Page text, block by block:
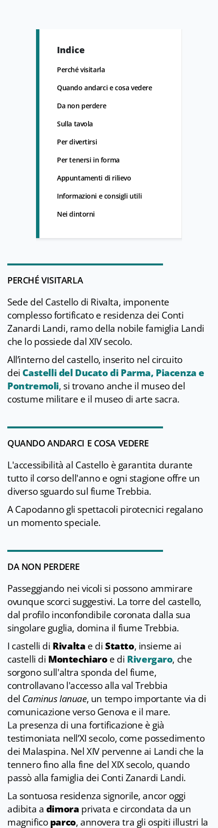
Indice
Perché visitarla
Quando andarci e cosa vedere
Da non perdere
Sulla tavola
Per divertirsi
Per tenersi in forma
Appuntamenti di rilievo
Informazioni e consigli utili
Nei dintorni
PERCHÉ VISITARLA
Sede del Castello di Rivalta, imponente
complesso fortificato e residenza dei Conti
Zanardi Landi, ramo della nobile famiglia Landi
che lo possiede dal XIV secolo.
All’interno del castello, inserito nel circuito
dei Castelli del Ducato di Parma, Piacenza e
Pontremoli, si trovano anche il museo del
costume militare e il museo di arte sacra.
QUANDO ANDARCI E COSA VEDERE
L'accessibilità al Castello è garantita durante
tutto il corso dell'anno e ogni stagione offre un
diverso sguardo sul fiume Trebbia.
A Capodanno gli spettacoli pirotecnici regalano
un momento speciale.
DA NON PERDERE
Passeggiando nei vicoli si possono ammirare
ovunque scorci suggestivi. La torre del castello,
dal profilo inconfondibile coronata dalla sua
singolare guglia, domina il fiume Trebbia.
I castelli di Rivalta e diStatto, insieme ai
castelli di Montechiaroe di Rivergaro, che
sorgono sull'altra sponda del fiume,
controllavano l'accesso alla val Trebbia
del Caminus Ianuae, un tempo importante via di
comunicazione verso Genova e il mare.
La presenza di una fortificazione è già
testimoniata nell’XI secolo, come possedimento
dei Malaspina. Nel XIV pervenne ai Landi che la
tennero fino alla fine del XIX secolo, quando
passò alla famiglia dei Conti Zanardi Landi.
La sontuosa residenza signorile, ancor oggi
adibita a dimora privata e circondata da un
magnificoparco, annovera tra gli ospiti illustri la